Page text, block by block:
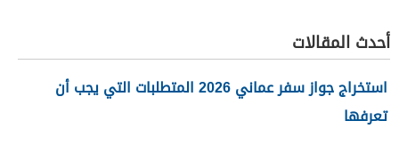
أحدث المقالات
استخراج جواز سفر عماني 2026 المتطلبات التي يجب أن
تعرفها